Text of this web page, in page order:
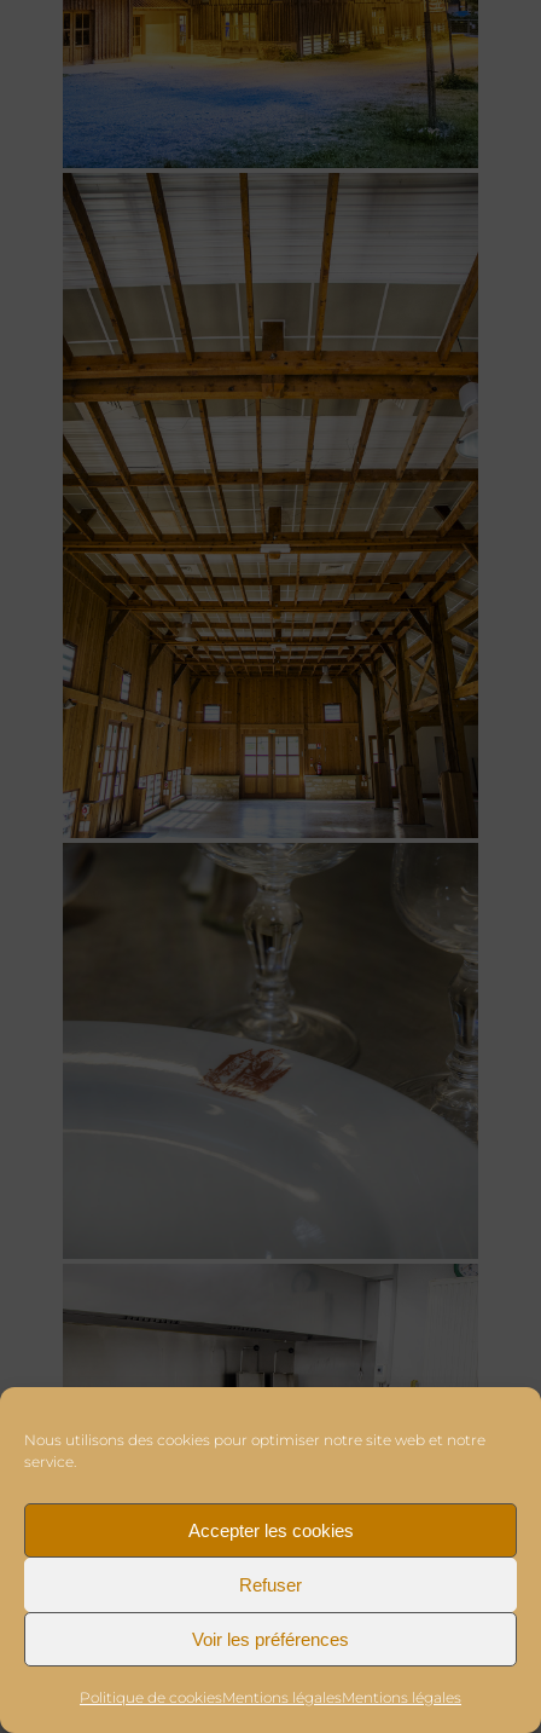
Nous utilisons des cookies pour optimiser notre site web et notre
service.
Accepter les cookies
Refuser
Voir les préférences
Politique de cookiesMentions légalesMentions légales